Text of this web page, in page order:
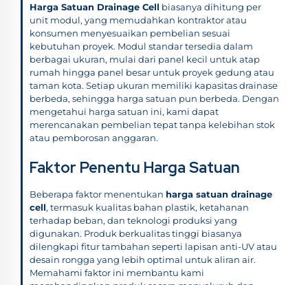
Harga Satuan Drainage Cell biasanya dihitung per
unit modul, yang memudahkan kontraktor atau
konsumen menyesuaikan pembelian sesuai
kebutuhan proyek. Modul standar tersedia dalam
berbagai ukuran, mulai dari panel kecil untuk atap
rumah hingga panel besar untuk proyek gedung atau
taman kota. Setiap ukuran memiliki kapasitas drainase
berbeda, sehingga harga satuan pun berbeda. Dengan
mengetahui harga satuan ini, kami dapat
merencanakan pembelian tepat tanpa kelebihan stok
atau pemborosan anggaran.
Faktor Penentu Harga Satuan
Beberapa faktor menentukan harga satuan drainage
cell, termasuk kualitas bahan plastik, ketahanan
terhadap beban, dan teknologi produksi yang
digunakan. Produk berkualitas tinggi biasanya
dilengkapi fitur tambahan seperti lapisan anti-UV atau
desain rongga yang lebih optimal untuk aliran air.
Memahami faktor ini membantu kami